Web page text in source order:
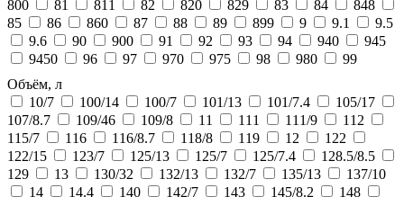
800
81 811 82 820 829 83 84
848
85
86 860 87 88 89 899 9 9.1
9.5
9.6
90 900 91 92 93 94 940
945
9450
96 97 970 975 98 980
99
Объём, л
10/7
100/14 100/7 101/13 101/7.4
105/17
107/8.7
109/46 109/8 11 111 111/9
112
115/7
116 116/8.7 118/8 119 12
122
122/15
123/7 125/13 125/7 125/7.4
128.5/8.5
129
13 130/32 132/13 132/7 135/13
137/10
14
14.4 140 142/7 143 145/8.2
148